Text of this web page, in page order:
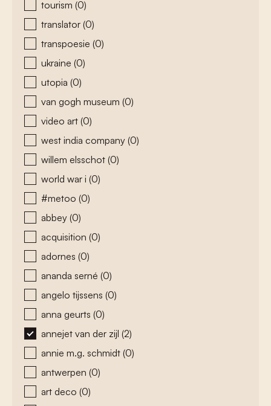
tourism (0)
translator (0)
transpoesie (0)
ukraine (0)
utopia (0)
van gogh museum (0)
video art (0)
west india company (0)
willem elsschot (0)
world war i (0)
#metoo (0)
abbey (0)
acquisition (0)
adornes (0)
ananda serné (0)
angelo tijssens (0)
anna geurts (0)
annejet van der zijl (2)
annie m.g. schmidt (0)
antwerpen (0)
art deco (0)